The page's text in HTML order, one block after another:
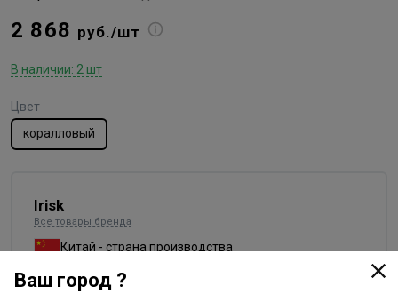
2 868 руб./шт
В наличии: 2 шт
Цвет
коралловый
Irisk
Все товары бренда
Китай - страна производства
Ваш город ?